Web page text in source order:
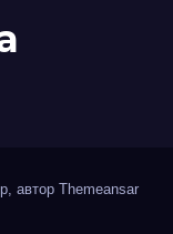
автор Themeansar